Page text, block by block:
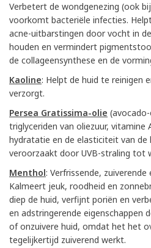
Verbetert de wondgenezing (ook
voorkomt bacteriële infecties.
acne-uitbarstingen door vocht in de
houden en vermindert
de collageensynthese en de
Kaoline: Helpt de huid te reinigen
verzorgt.
Persea Gratissima-olie
triglyceriden van oliezuur, vitamine
hydratatie en de elasticiteit van de
veroorzaakt door UVB-straling tot
Menthol: Verfrissende,
Kalmeert jeuk, roodheid en
diep de huid, verfijnt poriën en
en adstringerende eigenschappen
of onzuivere huid, omdat het het
tegelijkertijd zuiverend werkt.